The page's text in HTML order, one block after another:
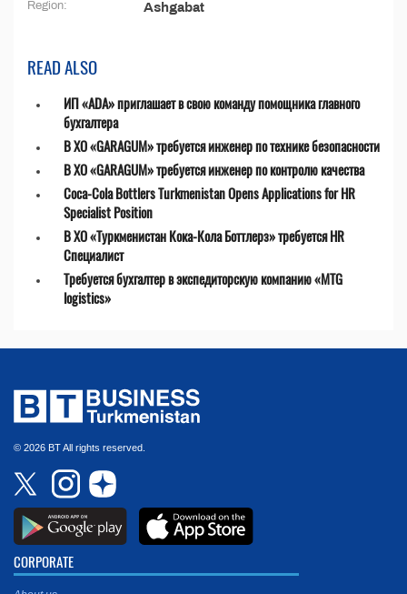
Region: Ashgabat
READ ALSO
ИП «ADA» приглашает в свою команду помощника главного
бухгалтера
В ХО «GARAGUM» требуется инженер по технике безопасности
В ХО «GARAGUM» требуется инженер по контролю качества
Coca-Cola Bottlers Turkmenistan Opens Applications for HR
Specialist Position
В ХО «Туркменистан Кока-Кола Боттлерз» требуется HR
Специалист
Требуется бухгалтер в экспедиторскую компанию «MTG
logistics»
© 2026 BT All rights reserved.
CORPORATE